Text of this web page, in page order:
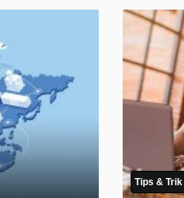
Tips & Trik